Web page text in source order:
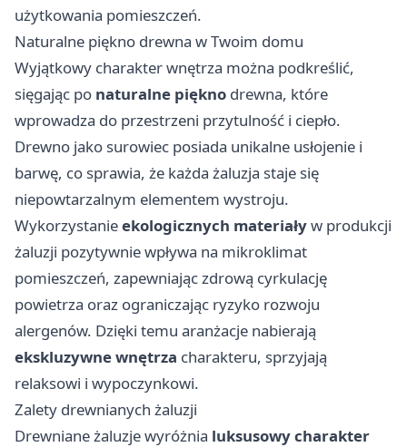
użytkowania pomieszczeń.
Naturalne piękno drewna w Twoim domu
Wyjątkowy charakter wnętrza można podkreślić,
sięgając po naturalne piękno drewna, które
wprowadza do przestrzeni przytulność i ciepło.
Drewno jako surowiec posiada unikalne usłojenie i
barwę, co sprawia, że każda żaluzja staje się
niepowtarzalnym elementem wystroju.
Wykorzystanieekologicznych materiaływ produkcji
żaluzji pozytywnie wpływa na mikroklimat
pomieszczeń, zapewniając zdrową cyrkulację
powietrza oraz ograniczając ryzyko rozwoju
alergenów. Dzięki temu aranżacje nabierają
ekskluzywne wnętrza charakteru, sprzyjają
relaksowi i wypoczynkowi.
Zalety drewnianych żaluzji
Drewniane żaluzje wyróżnia luksusowy charakter